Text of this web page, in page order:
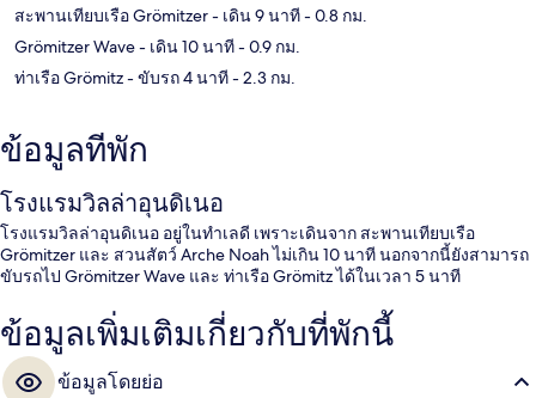
สะพานเทียบเรือ Grömitzer- เดิน 9 นาที- 0.8 กม.
Grömitzer Wave- เดิน 10 นาที- 0.9 กม.
ท่าเรือ Grömitz- ขับรถ 4 นาที- 2.3 กม.
ข้อมูลที่พัก
โรงแรมวิลล่าอุนดิเนอ
โรงแรมวิลล่าอุนดิเนอ อยู่ในทำเลดี เพราะเดินจาก สะพานเทียบเรือ
Grömitzer และ สวนสัตว์ Arche Noah ไม่เกิน 10 นาที นอกจากนี้ยังสามารถ
ขับรถไป Grömitzer Wave และ ท่าเรือ Grömitz ได้ในเวลา 5 นาที
ข้อมูลเพิ่มเติมเกี่ยวกับที่พักนี้
ข้อมูลโดยย่อ